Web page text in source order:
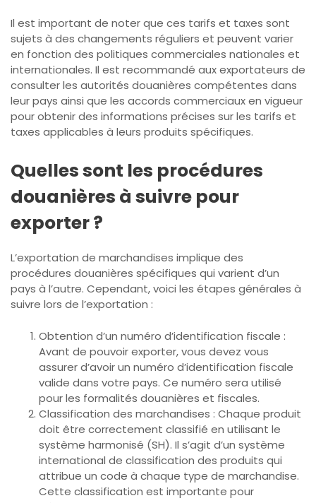
Il est important de noter que ces tarifs et taxes sont
sujets à des changements réguliers et peuvent varier
en fonction des politiques commerciales nationales et
internationales. Il est recommandé aux exportateurs de
consulter les autorités douanières compétentes dans
leur pays ainsi que les accords commerciaux en vigueur
pour obtenir des informations précises sur les tarifs et
taxes applicables à leurs produits spécifiques.
Quelles sont les procédures
douanières à suivre pour
exporter ?
L’exportation de marchandises implique des
procédures douanières spécifiques qui varient d’un
pays à l’autre. Cependant, voici les étapes générales à
suivre lors de l’exportation :
Obtention d’un numéro d’identification fiscale :
Avant de pouvoir exporter, vous devez vous
assurer d’avoir un numéro d’identification fiscale
valide dans votre pays. Ce numéro sera utilisé
pour les formalités douanières et fiscales.
Classification des marchandises : Chaque produit
doit être correctement classifié en utilisant le
système harmonisé (SH). Il s’agit d’un système
international de classification des produits qui
attribue un code à chaque type de marchandise.
Cette classification est importante pour